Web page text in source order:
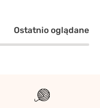
Ostatnio oglądane